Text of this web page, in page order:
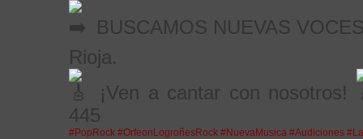
BUSCAMOS NUEVAS
Rioja.
¡Ven a cantar con nosotros!
445
#PopRock #OrfeonLogroñesRock #NuevaMusica #Audiciones